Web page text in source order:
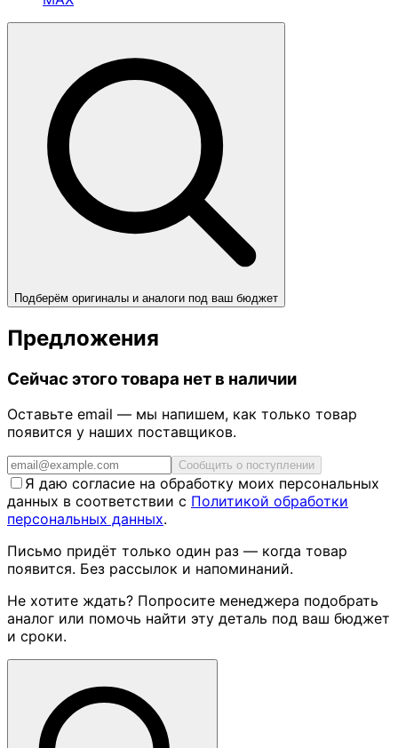
Подберём оригиналы и аналоги под ваш бюджет
Предложения
Сейчас этого товара нет в наличии
Оставьте email — мы напишем, как только товар
появится у наших поставщиков.
Сообщить о поступлении
Я даю согласие на обработку моих персональных
данных в соответствии с Политикой обработки
персональных данных.
Письмо придёт только один раз — когда товар
появится. Без рассылок и напоминаний.
Не хотите ждать? Попросите менеджера подобрать
аналог или помочь найти эту деталь под ваш бюджет
и сроки.